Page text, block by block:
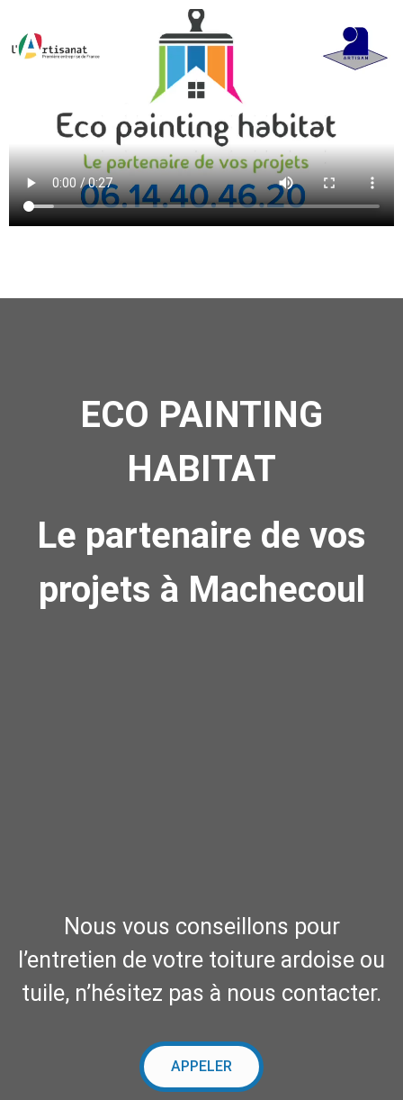
ECO PAINTING
HABITAT
Le partenaire de vos
projets à Machecoul
Nous vous conseillons pour
l’entretien de votre toiture ardoise ou
tuile, n’hésitez pas à nous contacter.
APPELER